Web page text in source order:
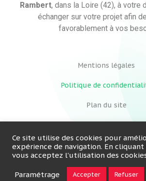
Rambert, dans la Loire (42), à votre
échanger sur votre projet afin
favorablement à vos
Mentions légales
Politique de
Plan du site
Ce site utilise des cookies pour
expérience de navigation. En cliquant
vous acceptez l'utilisation des
Paramétrage Accepter Refuser